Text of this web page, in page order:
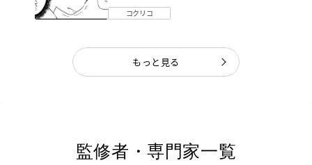
コクリコ
もっと見る
監修者・専門家一覧